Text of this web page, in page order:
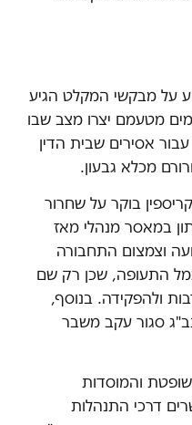
על מבקשי המקלט הגיע
מטעמם יצרו מצב שבו
אסירים שבית הדין
מכלא גבעון.
קריספין בוקר על שחרור
במאסר מנהלי מאז
וצמצום התחבורה
התעופה, שכן רק שם
ולהפקידה. בנוסף,
סגור עקב משבר
והמוסדות
דרכי התנהלות